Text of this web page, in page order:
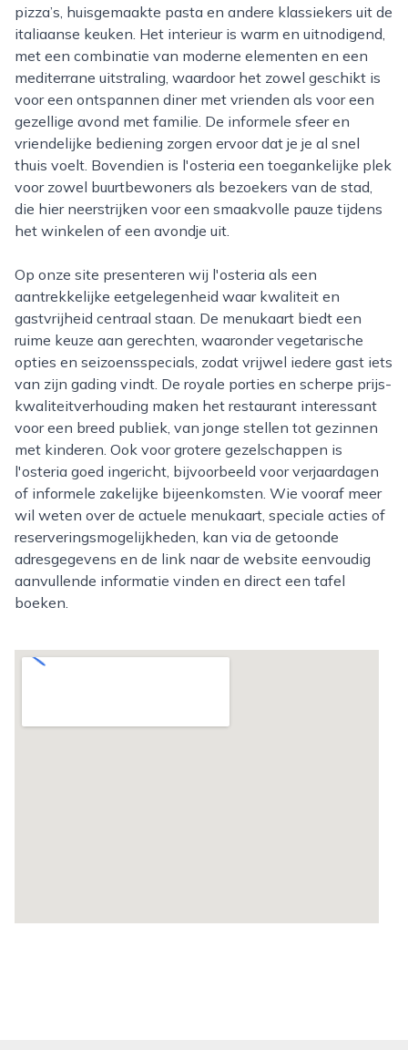
pizza’s, huisgemaakte pasta en andere klassiekers uit de
italiaanse keuken. Het interieur is warm en uitnodigend,
met een combinatie van moderne elementen en een
mediterrane uitstraling, waardoor het zowel geschikt is
voor een ontspannen diner met vrienden als voor een
gezellige avond met familie. De informele sfeer en
vriendelijke bediening zorgen ervoor dat je je al snel
thuis voelt. Bovendien is l'osteria een toegankelijke plek
voor zowel buurtbewoners als bezoekers van de stad,
die hier neerstrijken voor een smaakvolle pauze tijdens
het winkelen of een avondje uit.
Op onze site presenteren wij l'osteria als een
aantrekkelijke eetgelegenheid waar kwaliteit en
gastvrijheid centraal staan. De menukaart biedt een
ruime keuze aan gerechten, waaronder vegetarische
opties en seizoensspecials, zodat vrijwel iedere gast iets
van zijn gading vindt. De royale porties en scherpe prijs-
kwaliteitverhouding maken het restaurant interessant
voor een breed publiek, van jonge stellen tot gezinnen
met kinderen. Ook voor grotere gezelschappen is
l'osteria goed ingericht, bijvoorbeeld voor verjaardagen
of informele zakelijke bijeenkomsten. Wie vooraf meer
wil weten over de actuele menukaart, speciale acties of
reserveringsmogelijkheden, kan via de getoonde
adresgegevens en de link naar de website eenvoudig
aanvullende informatie vinden en direct een tafel
boeken.